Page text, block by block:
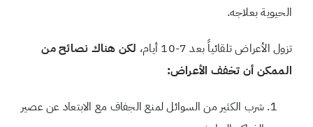
الحيوية بعلاجه.
تزول الأعراض تلقائياً بعد 7-10 أيام،
لكن هناك نصائح من
الممكن أن تخفف الأعراض:
شرب الكثير من السوائل لمنع الجفاف مع الابتعاد عن عصير